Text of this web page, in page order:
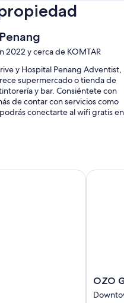
2022 y cerca de KOMTAR
y Hospital Penang Adventist,
supermercado o tienda de
y bar. Consiéntete con
de contar con servicios como
conectarte al wifi gratis en
salvavidas en la propiedad
desde el aeropuerto (con
cuentan con amenidades,
OZO
George
Town
OZO
OZO